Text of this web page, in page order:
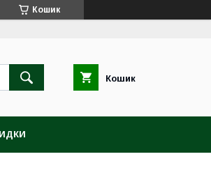
Кошик
Кошик